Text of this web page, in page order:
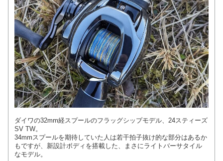
ダイワの32mm経スプールのフラッグシップモデル、24スティーズ
SV TW。
34mmスプールを期待していた人は若干拍子抜け的な部分はあるか
もですが、新設計ボディを搭載した、まさにライトバーサタイル
なモデル。